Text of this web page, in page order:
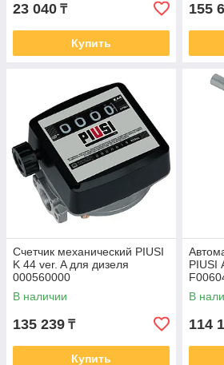
23 040 ₸
Купить
155
Счетчик механический PIUSI
K 44 ver. A для дизеля
000560000
В наличии
135 239 ₸
Купить
PIUSI
В
114